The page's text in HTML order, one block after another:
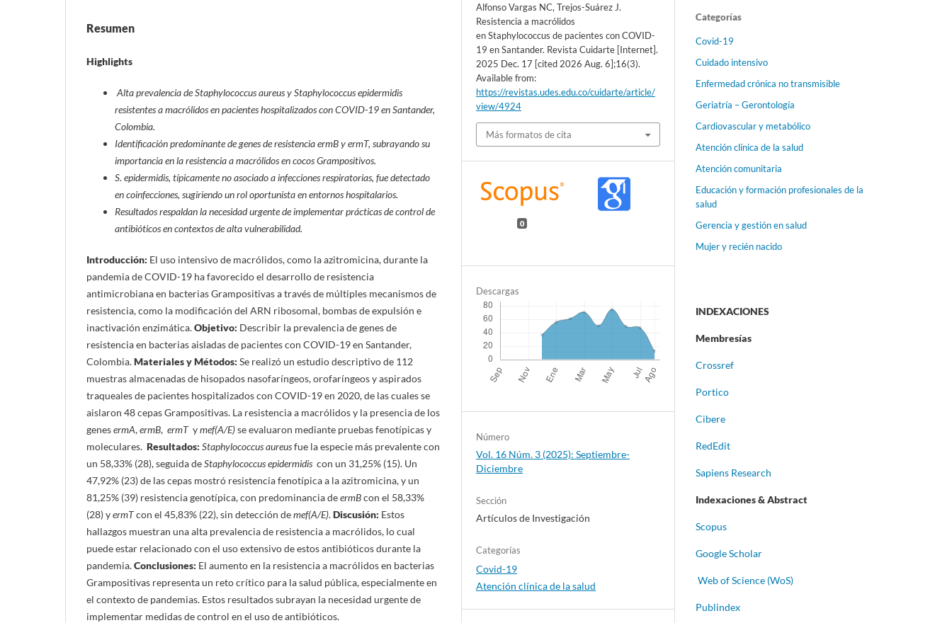
Resumen
Highlights
Alta prevalencia de Staphylococcus aureus y Staphylococcus epidermidis
resistentes a macrólidos en pacientes hospitalizados con COVID-19 en Santander,
Colombia.
Identificación predominante de genes de resistencia ermB y ermT, subrayando su
importancia en la resistencia a macrólidos en cocos Grampositivos.
S. epidermidis, típicamente no asociado a infecciones respiratorias, fue detectado
en coinfecciones, sugiriendo un rol oportunista en entornos hospitalarios.
Resultados respaldan la necesidad urgente de implementar prácticas de control de
antibióticos en contextos de alta vulnerabilidad.
Introducción: El uso intensivo de macrólidos, como la azitromicina, durante la
pandemia de COVID-19 ha favorecido el desarrollo de resistencia
antimicrobiana en bacterias Grampositivas a través de múltiples mecanismos de
resistencia, como la modificación del ARN ribosomal, bombas de expulsión e
inactivación enzimática.Objetivo: Describir la prevalencia de genes de
resistencia en bacterias aisladas de pacientes con COVID-19 en Santander,
Colombia.Materiales y Métodos: Se realizó un estudio descriptivo de 112
muestras almacenadas de hisopados nasofaríngeos, orofaríngeos y aspirados
traqueales de pacientes hospitalizados con COVID-19 en 2020, de las cuales se
aislaron 48 cepas Grampositivas. La resistencia a macrólidos y la presencia de los
genesermA,ermB, ermTymef(A/E)se evaluaron mediante pruebas fenotípicas y
moleculares. Resultados: Staphylococcusaureusfue la especie más prevalente con
un 58,33% (28), seguida deStaphylococcusepidermidis con un 31,25% (15). Un
47,92% (23) de las cepas mostró resistencia fenotípica a la azitromicina, y un
81,25% (39) resistencia genotípica, con predominancia deermBcon el 58,33%
(28) yermTcon el 45,83% (22), sin detección demef(A/E).Discusión: Estos
hallazgos muestran una alta prevalencia de resistencia a macrólidos, lo cual
puede estar relacionado con el uso extensivo de estos antibióticos durante la
pandemia.Conclusiones: El aumento en la resistencia a macrólidos en bacterias
Grampositivas representa un reto crítico para la salud pública, especialmente en
el contexto de pandemias. Estos resultados subrayan la necesidad urgente de
implementar medidas de control en el uso de antibióticos.
Alfonso Vargas NC, Trejos-Suárez J.
Resistencia a macrólidos
en Staphylococcus de pacientes con COVID-
19 en Santander. Revista Cuidarte [Internet].
2025 Dec. 17 [cited 2026 Aug. 6];16(3).
Available from:
https://revistas.udes.edu.co/cuidarte/article/
view/4924
Más formatos de cita
0
Descargas
Número
Vol. 16 Núm. 3 (2025): Septiembre-
Diciembre
Sección
Artículos de Investigación
Categorías
Covid-19
Atención clínica de la salud
Categorías
Covid-19
Cuidado intensivo
Enfermedad crónica no transmisible
Geriatría – Gerontología
Cardiovascular y metabólico
Atención clínica de la salud
Atención comunitaria
Educación y formación profesionales de la
salud
Gerencia y gestión en salud
Mujer y recién nacido
INDEXACIONES
Membresías
Crossref
Portico
Cibere
RedEdit
Sapiens Research
Indexaciones & Abstract
Scopus
Google Scholar
Web of Science (WoS)
Publindex